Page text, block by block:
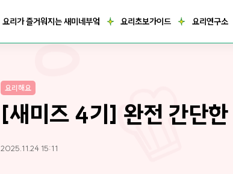
요리가 즐거워지는 새미네부엌 요리초보가이드 요리연구소
요리해요
[새미즈 4기] 완전 간단
2025.11.24 15:11